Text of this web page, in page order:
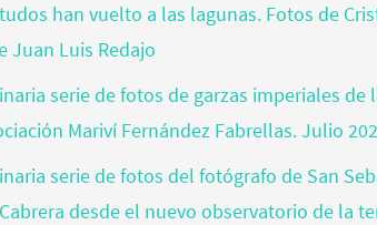
han vuelto a las lagunas. Fotos de
Juan Luis Redajo
serie de fotos de garzas imperiales
Mariví Fernández Fabrellas. Julio
serie de fotos del fotógrafo de San
desde el nuevo observatorio de la